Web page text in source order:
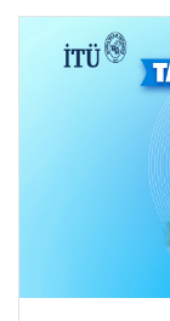
Teknoloji
Yaratıcı
oldu.